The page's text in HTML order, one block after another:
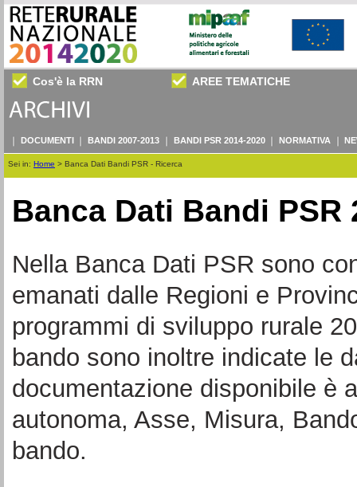
Cos'è la RRN AREE TEMATICHE
DOCUMENTI BANDI 2007-2013 BANDI PSR 2014-2020 NORMATIVA
Sei in: Home > Banca Dati Bandi PSR - Ricerca
Banca Dati Bandi PSR
Nella Banca Dati PSR sono
emanati dalle Regioni e
programmi di sviluppo rurale
bando sono inoltre indicate le
documentazione disponibile è
autonoma, Asse, Misura,
bando.